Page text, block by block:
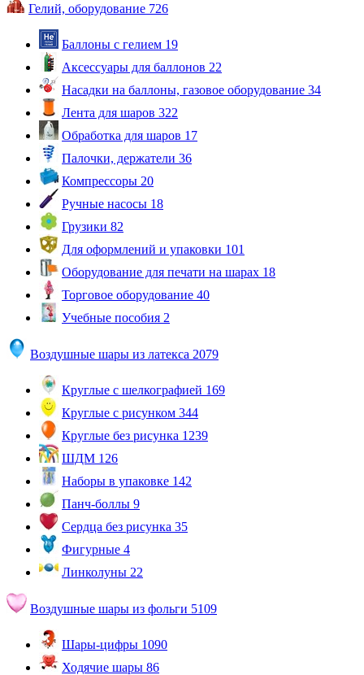
Гелий, оборудование 726
Баллоны с гелием 19
Аксессуары для баллонов 22
Насадки на баллоны, газовое оборудование 34
Лента для шаров 322
Обработка для шаров 17
Палочки, держатели 36
Компрессоры 20
Ручные насосы 18
Грузики 82
Для оформлений и упаковки 101
Оборудование для печати на шарах 18
Торговое оборудование 40
Учебные пособия 2
Воздушные шары из латекса 2079
Круглые с шелкографией 169
Круглые с рисунком 344
Круглые без рисунка 1239
ШДМ 126
Наборы в упаковке 142
Панч-боллы 9
Сердца без рисунка 35
Фигурные 4
Линколуны 22
Воздушные шары из фольги 5109
Шары-цифры 1090
Ходячие шары 86